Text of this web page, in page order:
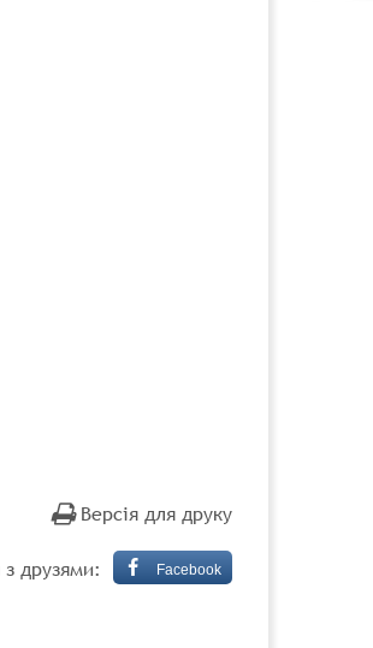
Версія для друку
з друзями: Facebook